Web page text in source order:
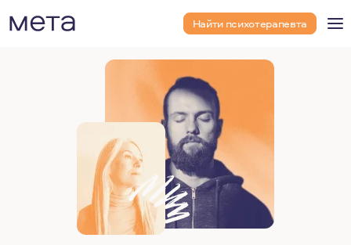
Найти психотерапевта